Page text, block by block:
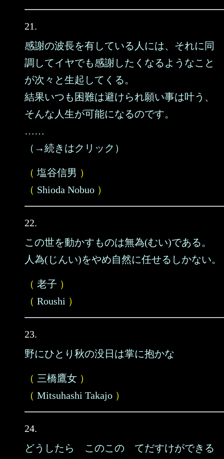
21.
感謝の波長を有している人には、それに同
調してイヤでも感謝したくなるようなこと
が次々と生起してくる。
結果いつも困難は避けられ願い事は叶う、
そんな人生が可能になるのです。
……
（→続きはクリック）
（ 塩谷信男 ）
（ Shioda Nobuo ）
22.
この世を動かすものは無為(むい)である。
人為(じんい)をやめ自然に任せるしかない。
（ 老子 ）
（ Roushi ）
23.
野にひとり秋の没日は掌に抱かな
（ 三橋鷹女 ）
（ Mitsuhashi Takajo ）
24.
どうしたら このこの てだすけができる